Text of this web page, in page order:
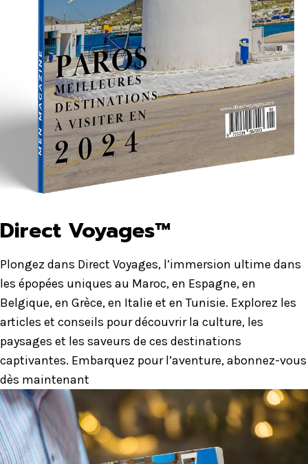
Direct Voyages™
Plongez dans Direct Voyages, l’immersion ultime dans
les épopées uniques au Maroc, en Espagne, en
Belgique, en Grèce, en Italie et en Tunisie. Explorez les
articles et conseils pour découvrir la culture, les
paysages et les saveurs de ces destinations
captivantes. Embarquez pour l’aventure, abonnez-vous
dès maintenant